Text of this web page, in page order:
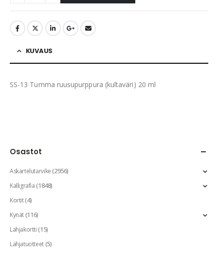
KUVAUS
SS-13 Tumma ruusupurppura (kultaväri) 20 ml
Osastot
Askartelutarvike(2956)
Kalligrafia(1848)
Kortit(4)
Kynät(116)
Lahjakortti(15)
Lahjatuotteet(5)